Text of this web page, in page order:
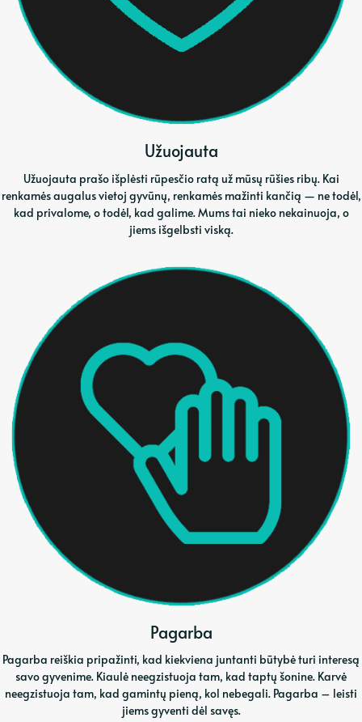
Užuojauta
Užuojauta prašo išplėsti rūpesčio ratą už mūsų rūšies ribų. Kai
renkamės augalus vietoj gyvūnų, renkamės mažinti kančią — ne todėl,
kad privalome, o todėl, kad galime. Mums tai nieko nekainuoja, o
jiems išgelbsti viską.
Pagarba
Pagarba reiškia pripažinti, kad kiekviena juntanti būtybė turi interesą
savo gyvenime. Kiaulė neegzistuoja tam, kad taptų šonine. Karvė
neegzistuoja tam, kad gamintų pieną, kol nebegali. Pagarba – leisti
jiems gyventi dėl savęs.